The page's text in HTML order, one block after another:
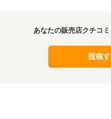
あなたの販売店クチコ
投稿